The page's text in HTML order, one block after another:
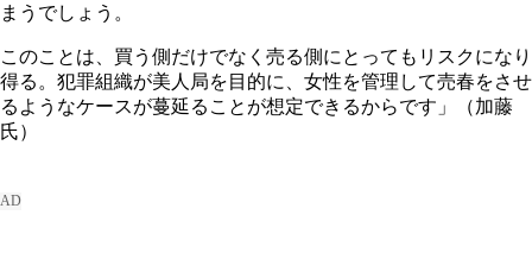
まうでしょう。
このことは、買う側だけでなく売る側にとってもリスクになり
得る。犯罪組織が美人局を目的に、女性を管理して売春をさせ
るようなケースが蔓延ることが想定できるからです」（加藤
氏）